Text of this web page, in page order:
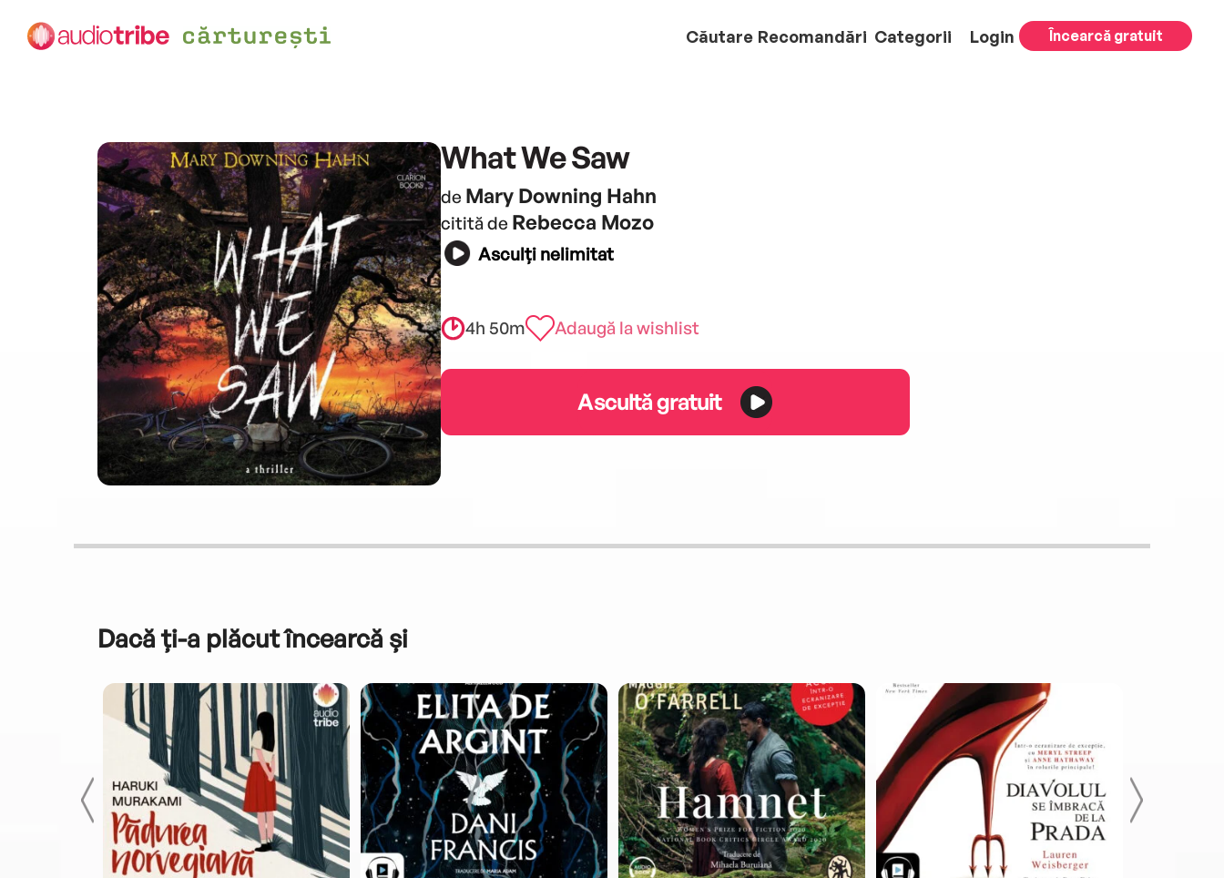
Căutare Recomandări Categorii Login Încearcă gratuit
What We Saw
de Mary Downing Hahn
citită de Rebecca Mozo
Asculți nelimitat
4h 50m Adaugă la wishlist
Ascultă gratuit
Dacă ți-a plăcut încearcă și